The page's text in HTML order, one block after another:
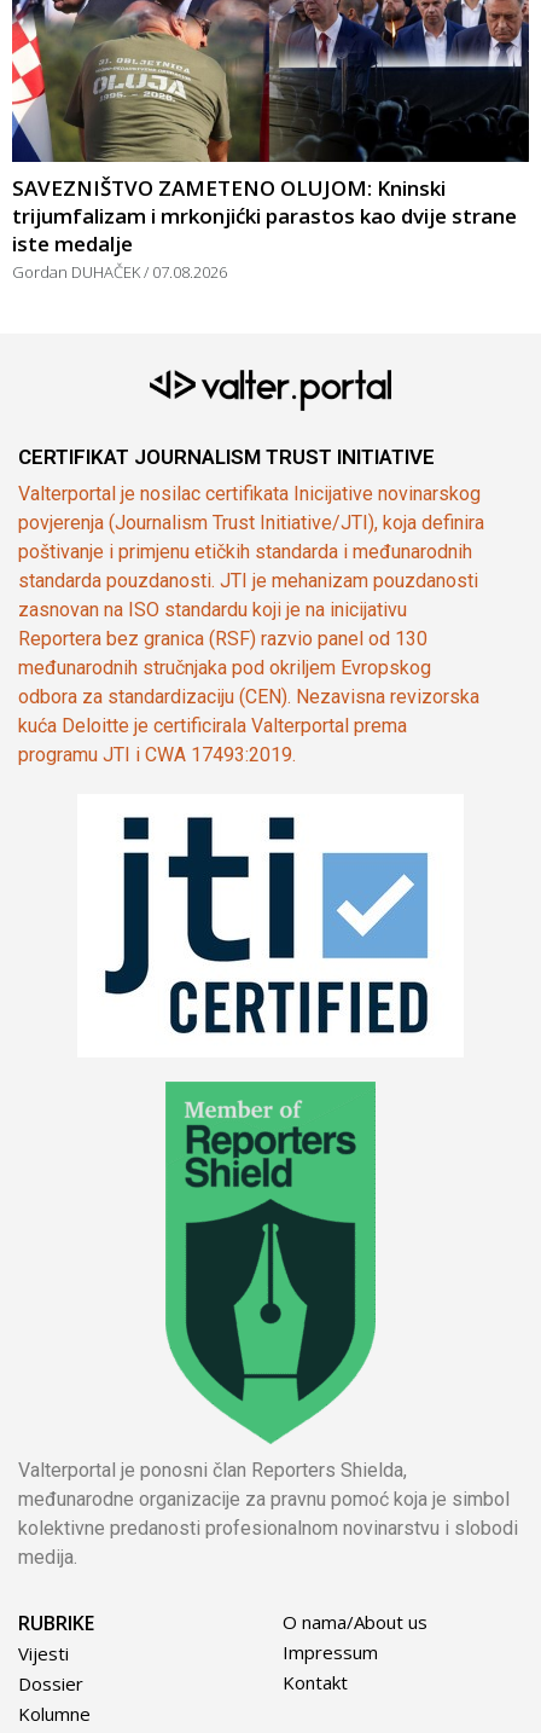
SAVEZNIŠTVO ZAMETENO OLUJOM: Kninski
trijumfalizam i mrkonjićki parastos kao dvije strane
iste medalje
Gordan DUHAČEK 07.08.2026
CERTIFIKAT JOURNALISM TRUST INITIATIVE
Valterportal je nosilac certifikata Inicijative novinarskog
povjerenja (Journalism Trust Initiative/JTI), koja definira
poštivanje i primjenu etičkih standarda i međunarodnih
standarda pouzdanosti. JTI je mehanizam pouzdanosti
zasnovan na ISO standardu koji je na inicijativu
Reportera bez granica (RSF) razvio panel od 130
međunarodnih stručnjaka pod okriljem Evropskog
odbora za standardizaciju (CEN). Nezavisna revizorska
kuća Deloitte je certificirala Valterportal prema
programu JTI i CWA 17493:2019.
Valterportal je ponosni član Reporters Shielda,
međunarodne organizacije za pravnu pomoć koja je simbol
kolektivne predanosti profesionalnom novinarstvu i slobodi
medija.
RUBRIKE
Vijesti
Dossier
Kolumne
O nama/About us
Impressum
Kontakt